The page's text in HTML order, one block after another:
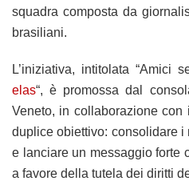
squadra composta da
brasiliani.
L’iniziativa, intitolata “Amici
elas“, è promossa dal
Veneto, in collaborazione
duplice obiettivo: consolidare i
e lanciare un messaggio forte
a favore della tutela dei diritti